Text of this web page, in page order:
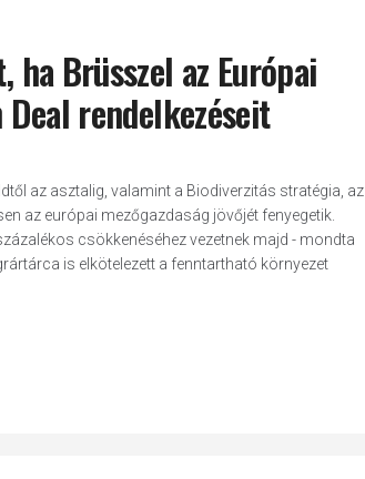
Brüsszel az Európai
rendelkezéseit
az asztalig, valamint a Biodiverzitás stratégia, az
az európai mezőgazdaság jövőjét fenyegetik.
csökkenéséhez vezetnek majd - mondta
is elkötelezett a fenntartható környezet